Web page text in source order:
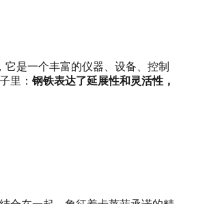
它是一个丰富的仪器、设备、控制
里： 钢铁表达了延展性和灵活性，